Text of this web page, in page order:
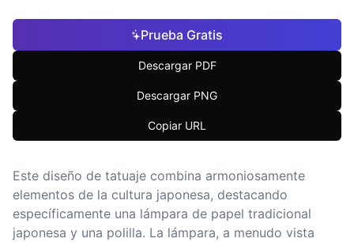
Prueba Gratis
Descargar PDF
Descargar PNG
Copiar URL
Este diseño de tatuaje combina armoniosamente
elementos de la cultura japonesa, destacando
específicamente una lámpara de papel tradicional
japonesa y una polilla. La lámpara, a menudo vista